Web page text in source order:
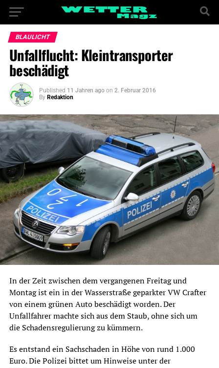
BLAULICHT
Unfallflucht: Kleintransporter
beschädigt
Published 11 Jahren ago on 2. Februar 2016
By Redaktion
In der Zeit zwischen dem vergangenen Freitag und
Montag ist ein in der Wasserstraße geparkter VW Crafter
von einem grünen Auto beschädigt worden. Der
Unfallfahrer machte sich aus dem Staub, ohne sich um
die Schadensregulierung zu kümmern.
Es entstand ein Sachschaden in Höhe von rund 1.000
Euro. Die Polizei bittet um Hinweise unter der